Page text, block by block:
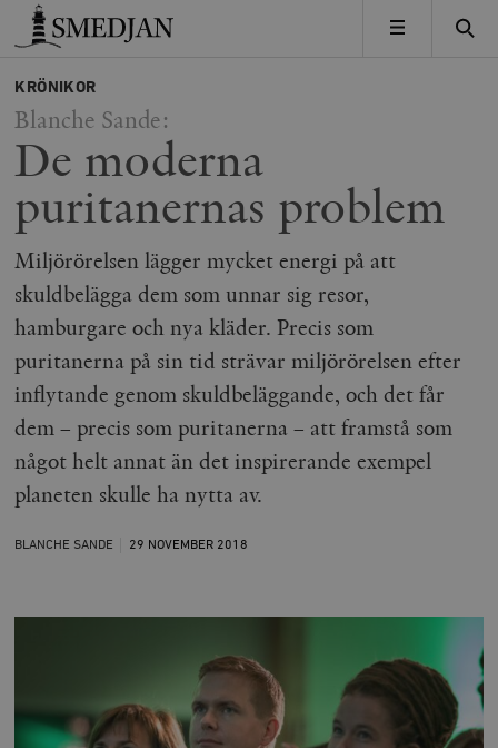
Timbro
MENY
KRÖNIKOR
Blanche Sande:
De moderna
puritanernas problem
Miljörörelsen lägger mycket energi på att
skuldbelägga dem som unnar sig resor,
hamburgare och nya kläder. Precis som
puritanerna på sin tid strävar miljörörelsen efter
inflytande genom skuldbeläggande, och det får
dem – precis som puritanerna – att framstå som
något helt annat än det inspirerande exempel
planeten skulle ha nytta av.
BLANCHE SANDE 29 NOVEMBER 2018